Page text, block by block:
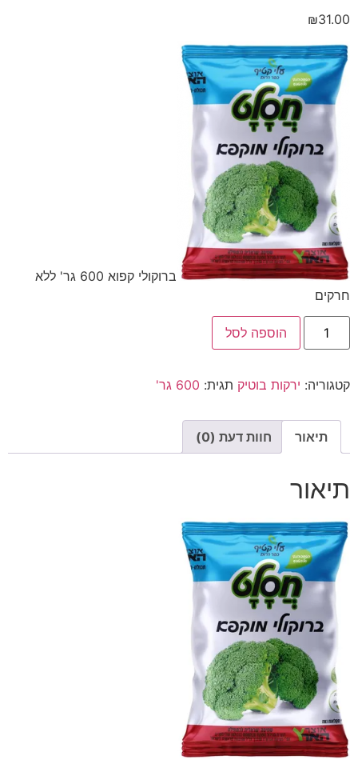
₪31.00
ברוקולי קפוא 600 גר' ללא
חרקים
הוספה לסל
קטגוריה: ירקות בוטיק תגית: 600 גר'
תיאור חוות דעת (0)
תיאור